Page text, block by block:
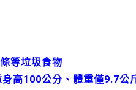
等垃圾食物
高100公分、體重僅9.7公